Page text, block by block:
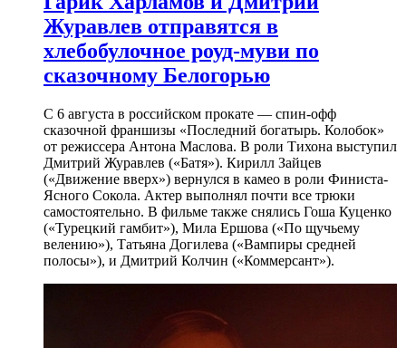
Журавлев отправятся в
хлебобулочное роуд-муви по
сказочному Белогорью
С 6 августа в российском прокате — спин-офф
сказочной франшизы «Последний богатырь. Колобок»
от режиссера Антона Маслова. В роли Тихона выступил
Дмитрий Журавлев («Батя»). Кирилл Зайцев
(«Движение вверх») вернулся в камео в роли Финиста-
Ясного Сокола. Актер выполнял почти все трюки
самостоятельно. В фильме также снялись Гоша Куценко
(«Турецкий гамбит»), Мила Ершова («По щучьему
велению»), Татьяна Догилева («Вампиры средней
полосы»), и Дмитрий Колчин («Коммерсант»).